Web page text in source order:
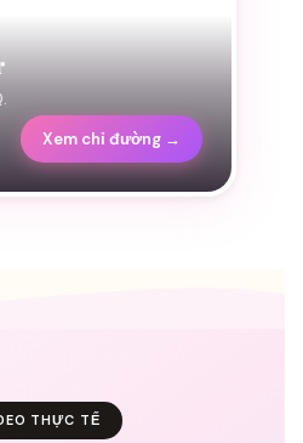
Xem chỉ đường →
THỰC TẾ